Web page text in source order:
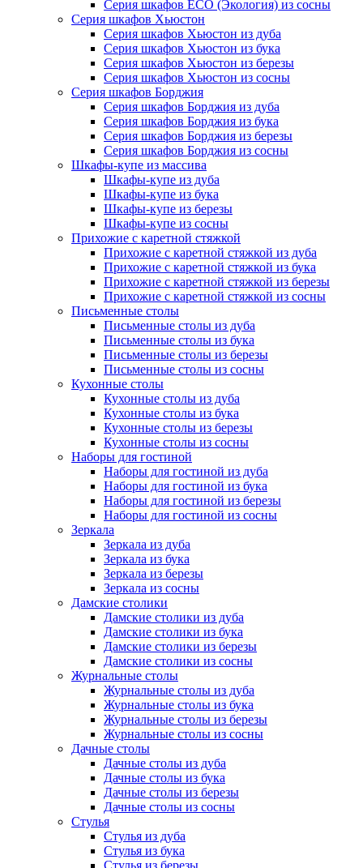
Серия шкафов ECO (Экология) из сосны
Серия шкафов Хьюстон
Серия шкафов Хьюстон из дуба
Серия шкафов Хьюстон из бука
Серия шкафов Хьюстон из березы
Серия шкафов Хьюстон из сосны
Серия шкафов Борджия
Серия шкафов Борджия из дуба
Серия шкафов Борджия из бука
Серия шкафов Борджия из березы
Серия шкафов Борджия из сосны
Шкафы-купе из массива
Шкафы-купе из дуба
Шкафы-купе из бука
Шкафы-купе из березы
Шкафы-купе из сосны
Прихожие с каретной стяжкой
Прихожие с каретной стяжкой из дуба
Прихожие с каретной стяжкой из бука
Прихожие с каретной стяжкой из березы
Прихожие с каретной стяжкой из сосны
Письменные столы
Письменные столы из дуба
Письменные столы из бука
Письменные столы из березы
Письменные столы из сосны
Кухонные столы
Кухонные столы из дуба
Кухонные столы из бука
Кухонные столы из березы
Кухонные столы из сосны
Наборы для гостиной
Наборы для гостиной из дуба
Наборы для гостиной из бука
Наборы для гостиной из березы
Наборы для гостиной из сосны
Зеркала
Зеркала из дуба
Зеркала из бука
Зеркала из березы
Зеркала из сосны
Дамские столики
Дамские столики из дуба
Дамские столики из бука
Дамские столики из березы
Дамские столики из сосны
Журнальные столы
Журнальные столы из дуба
Журнальные столы из бука
Журнальные столы из березы
Журнальные столы из сосны
Дачные столы
Дачные столы из дуба
Дачные столы из бука
Дачные столы из березы
Дачные столы из сосны
Стулья
Стулья из дуба
Стулья из бука
Стулья из березы